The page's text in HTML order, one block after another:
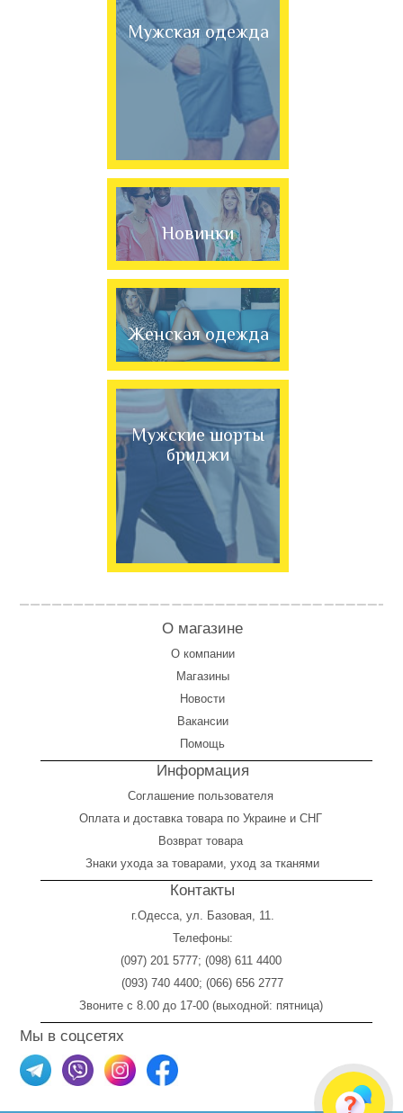
Мужская одежда
Новинки
Женская одежда
Мужские шорты
бриджи
О магазине
О компании
Магазины
Новости
Вакансии
Помощь
Информация
Соглашение пользователя
Оплатаи доставка товара по Украине и СНГ
Возврат товара
Знаки ухода за товарами, уход за тканями
Контакты
г.Одесса, ул. Базовая, 11.
Телефоны:
(097) 201 5777; (098) 611 4400
(093) 740 4400; (066) 656 2777
Звоните с 8.00 до 17-00 (выходной: пятница)
Мы в соцсетях